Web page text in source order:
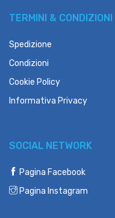
TERMINI & CONDIZIONI
Spedizione
Condizioni
Cookie Policy
Informativa Privacy
SOCIAL NETWORK
Pagina Facebook
Pagina Instagram